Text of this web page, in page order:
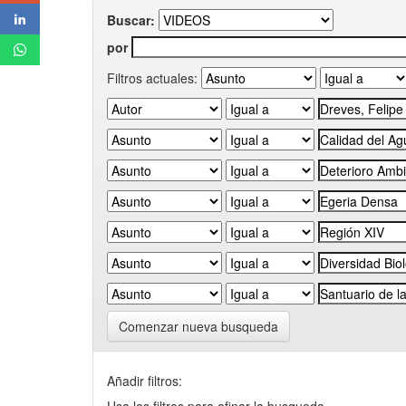
Buscar:
por
Filtros actuales:
Comenzar nueva busqueda
Añadir filtros: